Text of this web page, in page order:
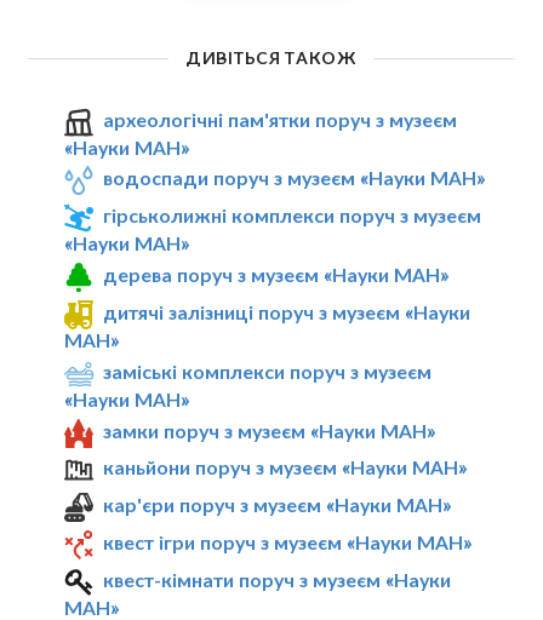
ДИВІТЬСЯ ТАКОЖ
археологічні пам'ятки поруч з музеєм
«Науки МАН»
водоспади поруч з музеєм «Науки МАН»
гірськолижні комплекси поруч з музеєм
«Науки МАН»
дерева поруч з музеєм «Науки МАН»
дитячі залізниці поруч з музеєм «Науки
МАН»
заміські комплекси поруч з музеєм
«Науки МАН»
замки поруч з музеєм «Науки МАН»
каньйони поруч з музеєм «Науки МАН»
кар'єри поруч з музеєм «Науки МАН»
квест ігри поруч з музеєм «Науки МАН»
квест-кімнати поруч з музеєм «Науки
МАН»